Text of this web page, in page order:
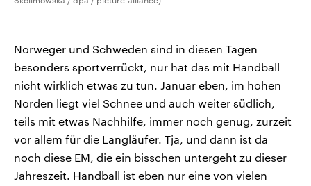
Norweger und Schweden sind in diesen Tagen
besonders sportverrückt, nur hat das mit Handball
nicht wirklich etwas zu tun. Januar eben, im hohen
Norden liegt viel Schnee und auch weiter südlich,
teils mit etwas Nachhilfe, immer noch genug, zurzeit
vor allem für die Langläufer. Tja, und dann ist da
noch diese EM, die ein bisschen untergeht zu dieser
Jahreszeit. Handball ist eben nur eine von vielen